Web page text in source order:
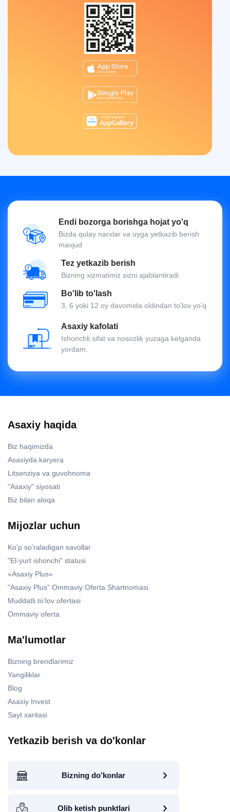
Endi bozorga borishga hojat yo'q
Bizda qulay narxlar va uyga yetkazib berish
mavjud
Tez yetkazib berish
Bizning xizmatimiz sizni ajablantiradi
Bo'lib to'lash
3, 6 yoki 12 oy davomida oldindan to'lov yo'q
Asaxiy kafolati
Ishonchli sifat va nosozlik yuzaga kelganda
yordam.
Asaxiy haqida
Biz haqimizda
Asaxiyda karyera
Litsenziya va guvohnoma
"Asaxiy" siyosati
Biz bilan aloqa
Mijozlar uchun
Ko'p so'raladigan savollar
"El-yurt ishonchi" statusi
«Asaxiy Plus»
"Asaxiy Plus" Ommaviy Oferta Shartnomasi
Muddatli to'lov ofertasi
Ommaviy oferta
Ma'lumotlar
Bizning brendlarimiz
Yangiliklar
Blog
Asaxiy Invest
Sayt xaritasi
Yetkazib berish va do'konlar
Bizning do'konlar
Olib ketish punktlari